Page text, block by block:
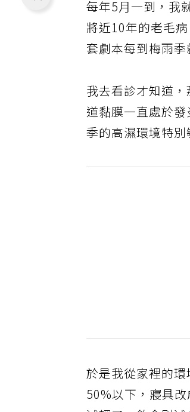
每年5月一到，我
將近10年的老毛
套劇本每到梅雨季
我去看診才知道
道黏膜一直處於
季的高濕環境特別
於是我從家裡的
50%以下，寢具